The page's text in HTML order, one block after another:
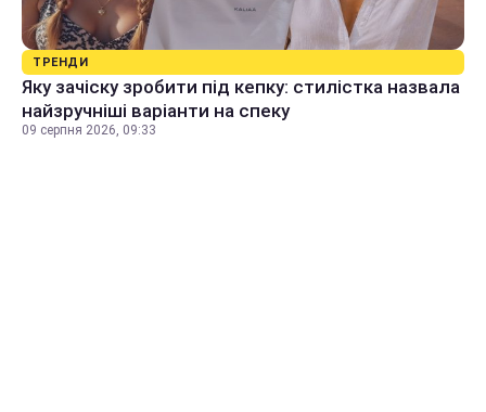
ТРЕНДИ
Яку зачіску зробити під кепку: стилістка назвала
найзручніші варіанти на спеку
09 серпня 2026, 09:33